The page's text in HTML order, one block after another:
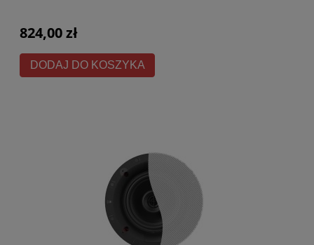
824,00 zł
DODAJ DO KOSZYKA